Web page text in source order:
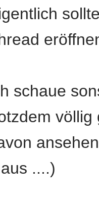
schaue
völlig
....)